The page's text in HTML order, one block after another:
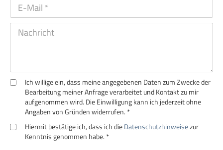
Ich willige ein, dass meine angegebenen Daten zum Zwecke der
Bearbeitung meiner Anfrage verarbeitet und Kontakt zu mir
aufgenommen wird. Die Einwilligung kann ich jederzeit ohne
Angaben von Gründen widerrufen. *
Hiermit bestätige ich, dass ich die Datenschutzhinweisezur
Kenntnis genommen habe. *